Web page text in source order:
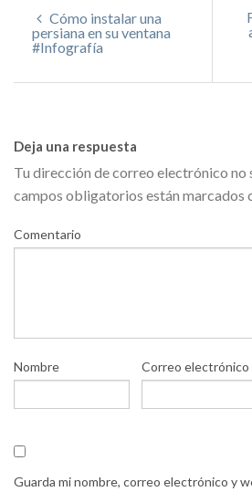
Cómo instalar una
persiana en su ventana
#Infografía
Deja una respuesta
Tu dirección de correo electrónico no
campos obligatorios están marcados
Comentario
Nombre Correo electrónico
Guarda mi nombre, correo electrónico y